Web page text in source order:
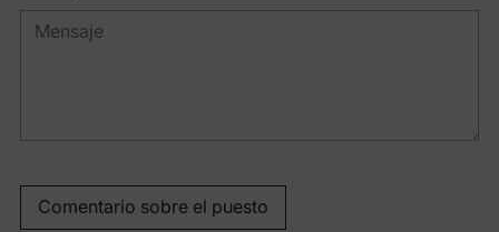
Comentario sobre el puesto